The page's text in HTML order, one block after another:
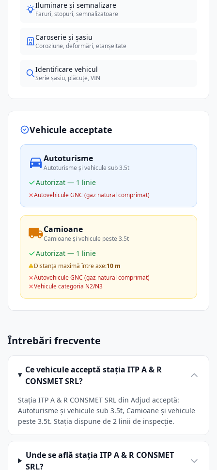
Iluminare și semnalizare
Faruri, stopuri, semnalizatoare
Caroserie și șasiu
Coroziune, deformări, etanșeitate
Identificare vehicul
Serie șasiu, plăcuțe, VIN
Vehicule acceptate
Autoturisme
Autoturisme și vehicule sub 3.5t
Autorizat — 1 linie
Autovehicule GNC (gaz natural comprimat)
Camioane
Camioane și vehicule peste 3.5t
Autorizat — 1 linie
Distanța maximă între axe:10 m
Autovehicule GNC (gaz natural comprimat)
Vehicule categoria N2/N3
Întrebări frecvente
Ce vehicule acceptă stația ITP A & R
CONSMET SRL?
Stația ITP A & R CONSMET SRL din Adjud acceptă:
Autoturisme și vehicule sub 3.5t, Camioane și vehicule
peste 3.5t. Stația dispune de 2 linii de inspecție.
Unde se află stația ITP A & R CONSMET
SRL?